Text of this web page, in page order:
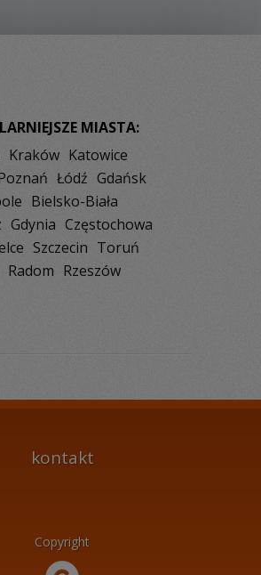
MIASTA:
Kraków Katowice
Łódź Gdańsk
Bielsko-Biała
Gdynia Częstochowa
Szczecin Toruń
Radom Rzeszów
kontakt
Copyright